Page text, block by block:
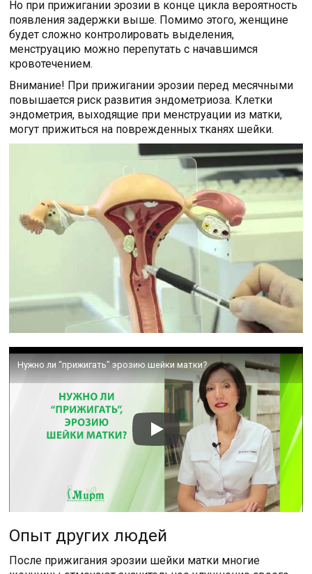
Но при прижигании эрозии в конце цикла вероятность
появления задержки выше. Помимо этого, женщине
будет сложно контролировать выделения,
менструацию можно перепутать с начавшимся
кровотечением.
Внимание! При прижигании эрозии перед месячными
повышается риск развития эндометриоза. Клетки
эндометрия, выходящие при менструации из матки,
могут прижиться на поврежденных тканях шейки.
Нужно ли “прижигать” эрозию шейки матки?
Опыт других людей
После прижигания эрозии шейки матки многие